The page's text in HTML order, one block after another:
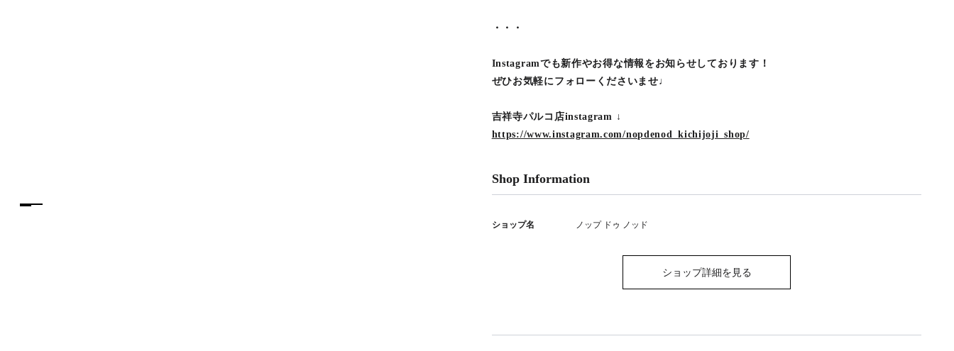
・・・
Instagramでも新作やお得な情報をお知らせしております！
ぜひお気軽にフォローくださいませ♩
吉祥寺パルコ店instagram ↓
https://www.instagram.com/nopdenod_kichijoji_shop/
Shop Information
ショップ名 ノップ ドゥ ノッド
ショップ詳細を見る